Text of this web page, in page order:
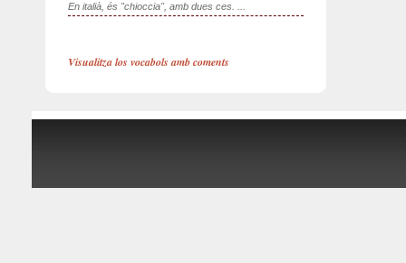
En italià, és "chioccia", amb dues ces. ...
Visualitza los vocabols amb coments